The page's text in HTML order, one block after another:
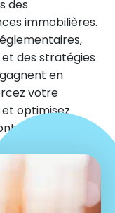
des
immobilières.
des stratégies
en
votre
optimisez
du secteur.